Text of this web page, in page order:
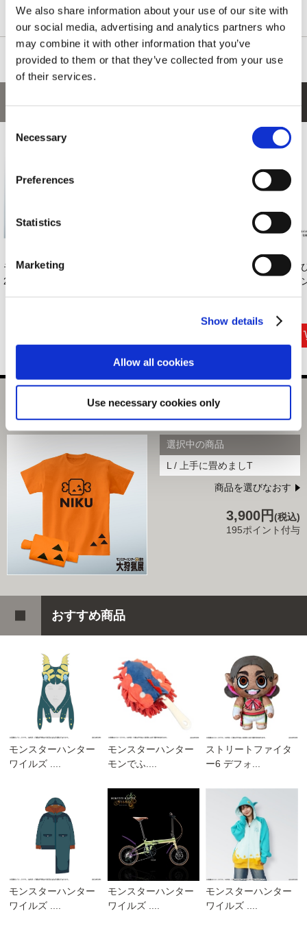
We also share information about your use of our site with
our social media, advertising and analytics partners who
may combine it with other information that you’ve
provided to them or that they’ve collected from your use
of their services.
Consent
Selection
Necessary
Preferences
Statistics
Marketing
Show details
Allow all cookies
Use necessary cookies only
プとなっておりますので、お見逃しなく！！
あなたにおすすめの商品
モンスターハンター
20周年-大狩猟展- ...
モンスターハンター
モンスターハンター20周年-大狩猟展- Tシャツ 上手に畳め
ましT Lサイズ
選択中の商品
L / 上手に畳めましT
商品を選びなおす
3,900円(税込)
195ポイント付与
おすすめ商品
モンスターハンター
ワイルズ ....
モンスターハンター
モンでふ....
ストリートファイタ
ー6 デフォ...
モンスターハンター
ワイルズ ....
モンスターハンター
ワイルズ ....
モンスターハンター
ワイルズ ....